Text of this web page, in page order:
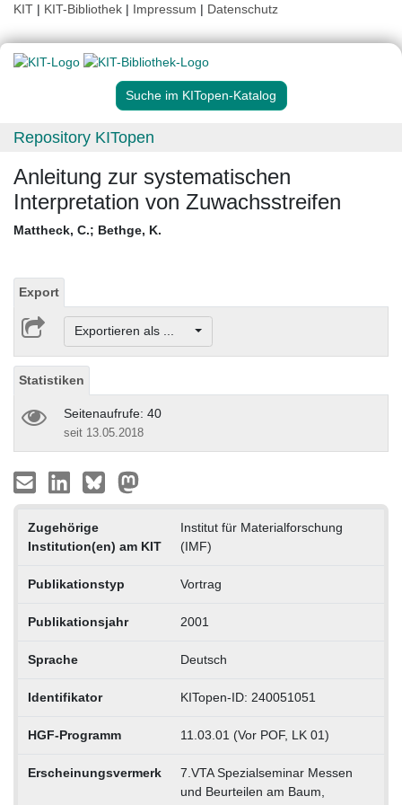
KIT | KIT-Bibliothek | Impressum | Datenschutz
Suche im KITopen-Katalog
Repository KITopen
Anleitung zur systematischen
Interpretation von Zuwachsstreifen
Mattheck, C.; Bethge, K.
Export
Exportieren als ...
Statistiken
Seitenaufrufe: 40
seit 13.05.2018
Zugehörige
Institution(en) am KIT
Institut für Materialforschung
(IMF)
Publikationstyp Vortrag
Publikationsjahr 2001
Sprache Deutsch
Identifikator KITopen-ID: 240051051
HGF-Programm 11.03.01 (Vor POF, LK 01)
Erscheinungsvermerk
7.VTA Spezialseminar Messen
und Beurteilen am Baum,